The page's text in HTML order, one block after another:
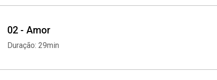
02 - Amor
Duração: 29min